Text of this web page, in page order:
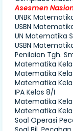
Asesmen
UNBK
USBN
UN Matematika
USBN
Penilaian Tgh.
Matematika
Matematika
Matematika
IPA Kelas 8/I
Matematika
Matematika
Soal Operasi